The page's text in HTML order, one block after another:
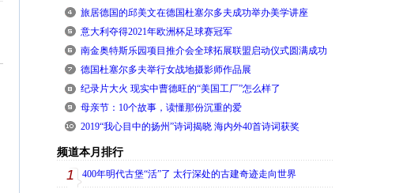
旅居德国的邱美文在德国杜塞尔多夫成功举办美学讲座
意大利夺得2021年欧洲杯足球赛冠军
南金奥特斯乐园项目推介会全球拓展联盟启动仪式圆满成功
德国杜塞尔多夫举行女战地摄影师作品展
纪录片大火 现实中曹德旺的“美国工厂”怎么样了
母亲节：10个故事，读懂那份沉重的爱
2019“我心目中的扬州”诗词揭晓 海内外40首诗词获奖
频道本月排行
1 400年明代古堡“活”了 太行深处的古建奇迹走向世界